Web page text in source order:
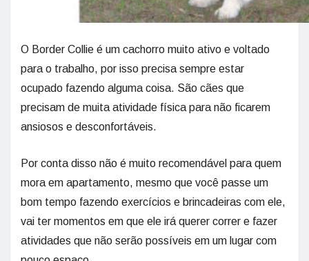
O Border Collie é um cachorro muito ativo e voltado
para o trabalho, por isso precisa sempre estar
ocupado fazendo alguma coisa. São cães que
precisam de muita atividade física para não ficarem
ansiosos e desconfortáveis.
Por conta disso não é muito recomendável para quem
mora em apartamento, mesmo que você passe um
bom tempo fazendo exercícios e brincadeiras com ele,
vai ter momentos em que ele irá querer correr e fazer
atividades que não serão possíveis em um lugar com